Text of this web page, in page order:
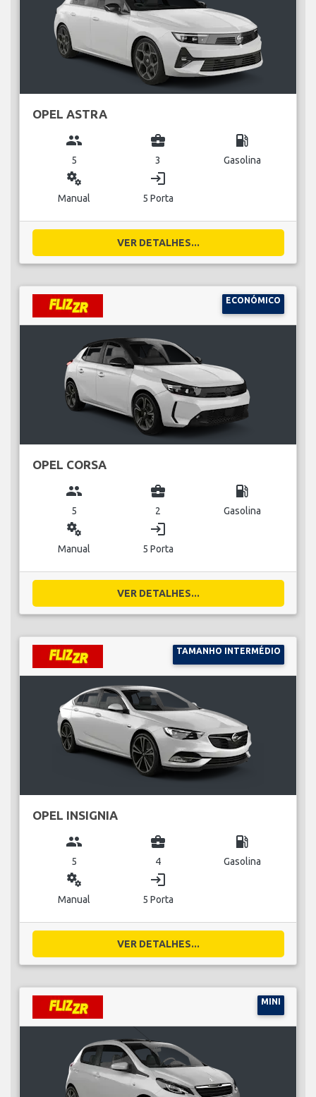
OPEL ASTRA
group
5
business_center
3
local_gas_station
Gasolina
miscellaneous_services
Manual
login
5 Porta
VER DETALHES...
ECONÓMICO
OPEL CORSA
group
5
business_center
2
local_gas_station
Gasolina
miscellaneous_services
Manual
login
5 Porta
VER DETALHES...
TAMANHO INTERMÉDIO
OPEL INSIGNIA
group
5
business_center
4
local_gas_station
Gasolina
miscellaneous_services
Manual
login
5 Porta
VER DETALHES...
MINI